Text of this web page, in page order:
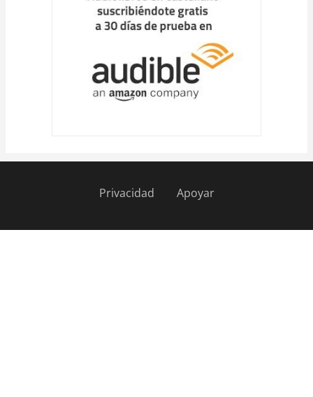
Privacidad Apoyar